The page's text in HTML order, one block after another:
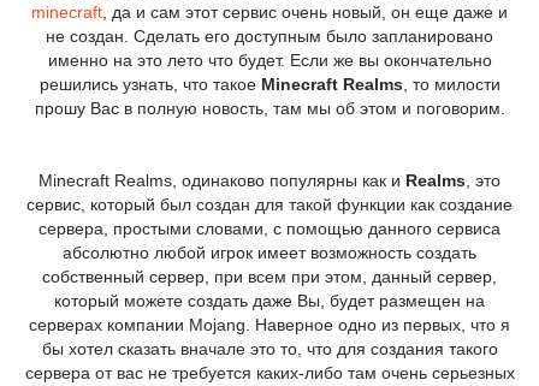
minecraft , да и сам этот сервис очень новый, он еще даже и
не создан. Сделать его доступным было запланировано
именно на это лето что будет. Если же вы окончательно
решились узнать, что такое Minecraft Realms, то милости
прошу Вас в полную новость, там мы об этом и поговорим.
Minecraft Realms, одинаково популярны как и Realms , это
сервис, который был создан для такой функции как создание
сервера, простыми словами, с помощью данного сервиса
абсолютно любой игрок имеет возможность создать
собственный сервер, при всем при этом, данный сервер,
который можете создать даже Вы, будет размещен на
серверах компании Mojang. Наверное одно из первых, что я
бы хотел сказать вначале это то, что для создания такого
сервера от вас не требуется каких-либо там очень серьезных